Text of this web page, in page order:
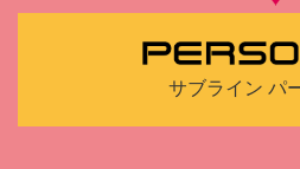
サブライン パ